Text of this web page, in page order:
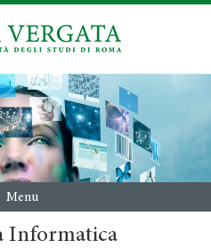
Menu
Informatica